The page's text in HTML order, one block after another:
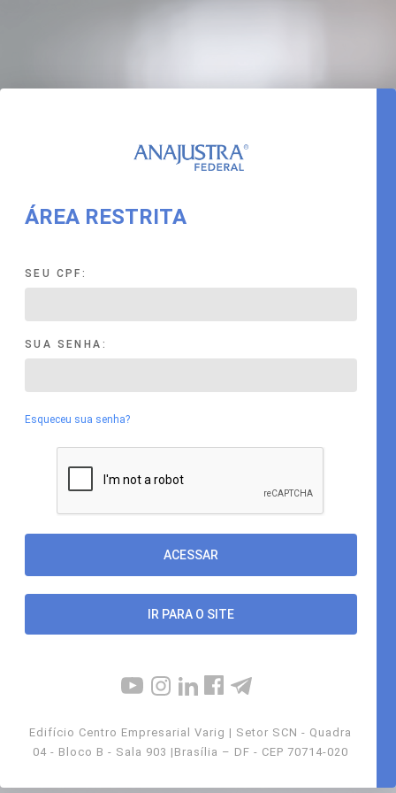
ÁREA RESTRITA
SEU CPF:
SUA SENHA:
Esqueceu sua senha?
IR PARA O SITE
Edifício Centro Empresarial Varig | Setor SCN - Quadra
04 - Bloco B - Sala 903 |Brasília – DF - CEP 70714-020